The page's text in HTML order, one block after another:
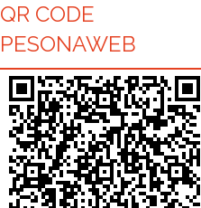
QR CODE
PESONAWEB